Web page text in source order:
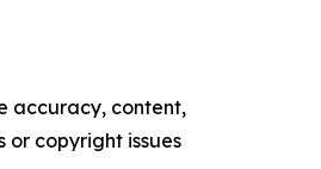
accuracy, content,
or copyright issues